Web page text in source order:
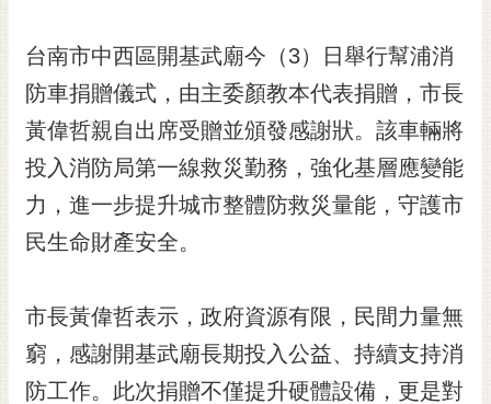
市民互動
黃
偉
哲
螢
光
桐
花
祭
台南市中西區開基武廟今（3）日舉行幫浦消
防車捐贈儀式，由主委顏教本代表捐贈，市長
黃偉哲親自出席受贈並頒發感謝狀。該車輛將
投入消防局第一線救災勤務，強化基層應變能
力，進一步提升城市整體防救災量能，守護市
民生命財產安全。
市長黃偉哲表示，政府資源有限，民間力量無
窮，感謝開基武廟長期投入公益、持續支持消
防工作。此次捐贈不僅提升硬體設備，更是對